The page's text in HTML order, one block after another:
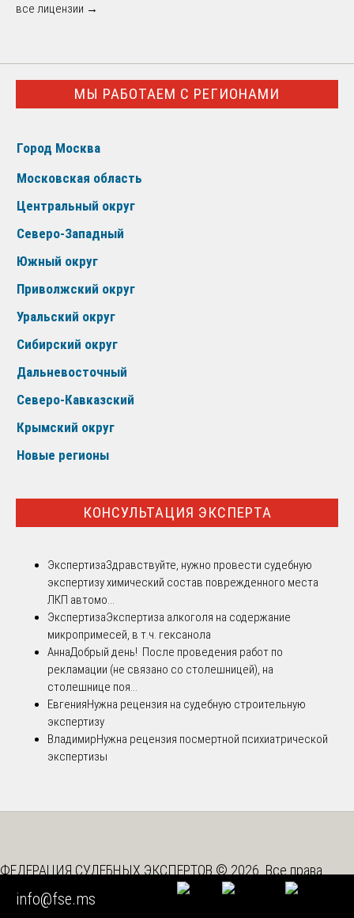
все лицензии →
МЫ РАБОТАЕМ С РЕГИОНАМИ
Город Москва
Московская область
Центральный округ
Северо-Западный
Южный округ
Приволжский округ
Уральский округ
Сибирский округ
Дальневосточный
Северо-Кавказский
Крымский округ
Новые регионы
КОНСУЛЬТАЦИЯ ЭКСПЕРТА
ЭкспертизаЗдравствуйте, нужно провести судебную
экспертизу химический состав поврежденного места
ЛКП автомо...
ЭкспертизаЭкспертиза алкоголя на содержание
микропримесей, в т.ч. гексанола
АннаДобрый день! После проведения работ по
рекламации (не связано со столешницей), на
столешнице поя...
ЕвгенияНужна рецензия на судебную строительную
экспертизу
ВладимирНужна рецензия посмертной психиатрической
экспертизы
ФЕДЕРАЦИЯ СУДЕБНЫХ ЭКСПЕРТОВ © 2026. Все права
защищены
Вышестоящая организация -
info@fse.ms